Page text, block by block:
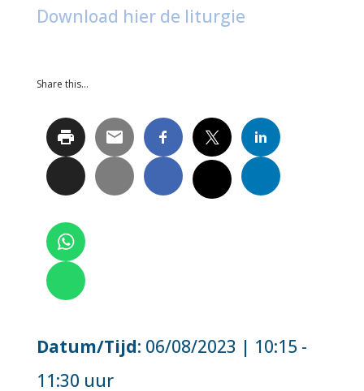
Download hier de liturgie
Share this…
Datum/Tijd: 06/08/2023 | 10:15 -
11:30 uur